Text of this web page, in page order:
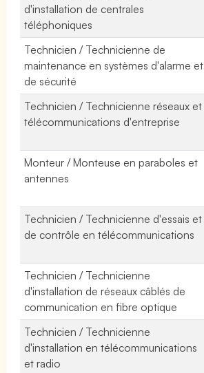
d'installation de centrales
téléphoniques
Technicien / Technicienne de
maintenance en systèmes d'alarme et
de sécurité
Technicien / Technicienne réseaux et
télécommunications d'entreprise
Monteur / Monteuse en paraboles et
antennes
Technicien / Technicienne d'essais et
de contrôle en télécommunications
Technicien / Technicienne
d'installation de réseaux câblés de
communication en fibre optique
Technicien / Technicienne
d'installation en télécommunications
et radio